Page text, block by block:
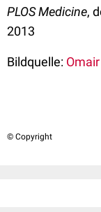
PLOS Medicine,
2013
Bildquelle:
© Copyright